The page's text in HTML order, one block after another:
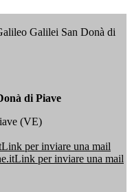
Galilei San Donà di
di Piave
(VE)
Link per inviare una mail
Link per inviare una mail